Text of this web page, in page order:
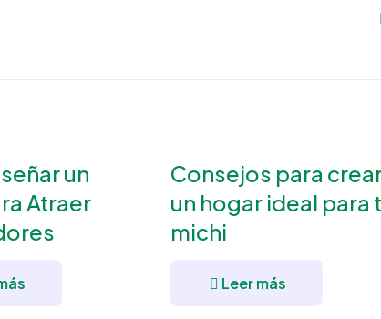
un
Atraer
Consejos para
un hogar ideal para
michi
Leer más